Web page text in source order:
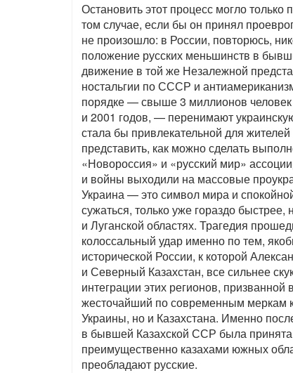
Остановить этот процесс могло
том случае, если бы он принял
не произошло: в России, повторюсь,
положение русских меньшинств в
движение в той же Незалежной
ностальгии по СССР и
порядке — свыше 3 миллионов
и 2001 годов, — перенимают
стала бы привлекательной для
представить, как можно сделать
«Новороссия» и «русский мир»
и войны выходили на массовые
Украина — это символ мира и
сужаться, только уже гораздо
и Луганской областях. Трагедия
колоссальный удар именно по тем,
исторической России, к которой
и Северный Казахстан, все сильнее
интеграции этих регионов,
жесточайший по современным меркам
Украины, но и Казахстана. Именно
в бывшей Казахской ССР была принята
преимущественно казахами южных
преобладают русские.